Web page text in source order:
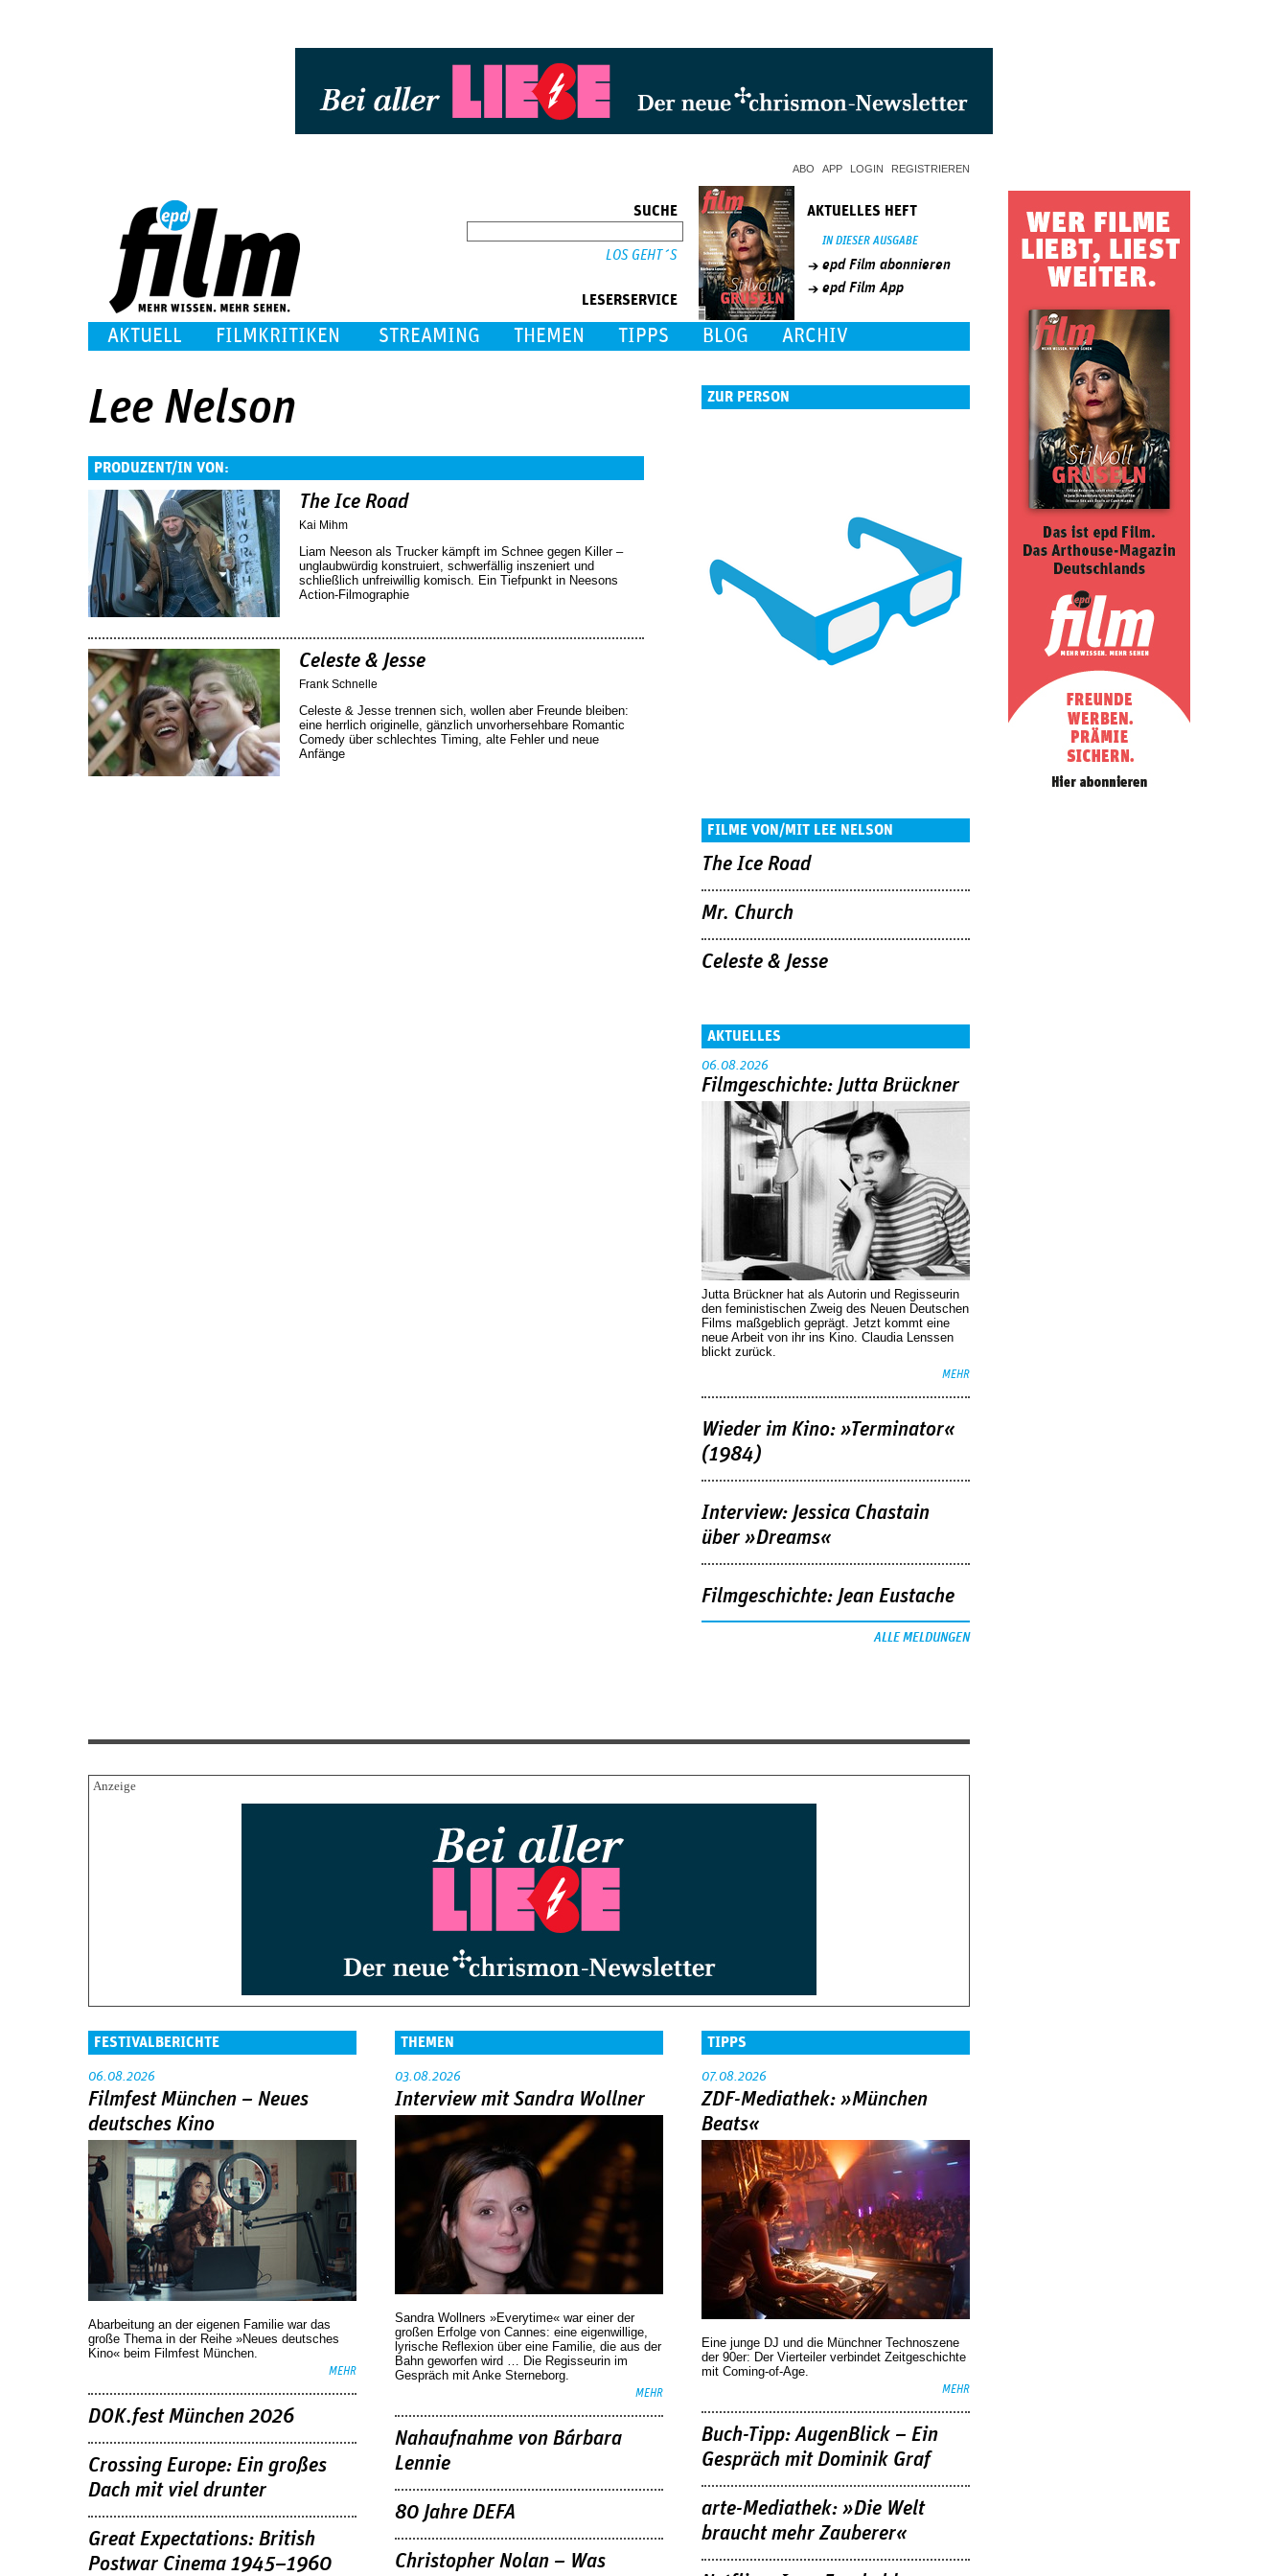
ABO APP LOGIN REGISTRIEREN
SUCHE
LESERSERVICE
AKTUELLES HEFT
IN DIESER AUSGABE
epd Film abonnieren
epd Film App
AKTUELL FILMKRITIKEN STREAMING THEMEN TIPPS BLOG ARCHIV
Lee Nelson
PRODUZENT/IN VON:
The Ice Road
Kai Mihm
Liam Neeson als Trucker kämpft im Schnee gegen Killer –
unglaubwürdig konstruiert, schwerfällig inszeniert und
schließlich unfreiwillig komisch. Ein Tiefpunkt in Neesons
Action-Filmographie
Celeste & Jesse
Frank Schnelle
Celeste & Jesse trennen sich, wollen aber Freunde bleiben:
eine herrlich originelle, gänzlich unvorhersehbare Romantic
Comedy über schlechtes Timing, alte Fehler und neue
Anfänge
ZUR PERSON
FILME VON/MIT LEE NELSON
The Ice Road
Mr. Church
Celeste & Jesse
AKTUELLES
06.08.2026
Filmgeschichte: Jutta Brückner
Jutta Brückner hat als Autorin und Regisseurin
den feministischen Zweig des Neuen Deutschen
Films maßgeblich geprägt. Jetzt kommt eine
neue Arbeit von ihr ins Kino. Claudia Lenssen
blickt zurück.
MEHR
Wieder im Kino: »Terminator«
(1984)
Interview: Jessica Chastain
über »Dreams«
Filmgeschichte: Jean Eustache
ALLE MELDUNGEN
FESTIVALBERICHTE
06.08.2026
Filmfest München – Neues
deutsches Kino
Abarbeitung an der eigenen Familie war das
große Thema in der Reihe »Neues deutsches
Kino« beim Filmfest München.
MEHR
DOK.fest München 2026
Crossing Europe: Ein großes
Dach mit viel drunter
Great Expectations: British
Postwar Cinema 1945–1960
THEMEN
03.08.2026
Interview mit Sandra Wollner
Sandra Wollners »Everytime« war einer der
großen Erfolge von Cannes: eine eigenwillige,
lyrische Reflexion über eine ­Familie, die aus der
Bahn geworfen wird … Die Regisseurin im
Gespräch mit Anke Sterneborg.
MEHR
Nahaufnahme von Bárbara
Lennie
80 Jahre DEFA
Christopher Nolan – Was
TIPPS
07.08.2026
ZDF-Mediathek: »München
Beats«
Eine junge DJ und die Münchner Technoszene
der 90er: Der Vierteiler verbindet Zeitgeschichte
mit Coming-of-Age.
MEHR
Buch-Tipp: AugenBlick – Ein
Gespräch mit Dominik Graf
arte-Mediathek: »Die Welt
braucht mehr Zauberer«